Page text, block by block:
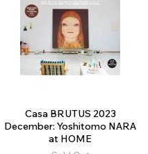
Casa BRUTUS 2023
December: Yoshitomo NARA
at HOME